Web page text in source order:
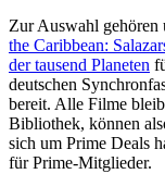
Zur Auswahl gehören
the Caribbean:
der tausend Planeten
deutschen
bereit. Alle Filme
Bibliothek, können
sich um Prime Deals
für Prime-Mitglieder.